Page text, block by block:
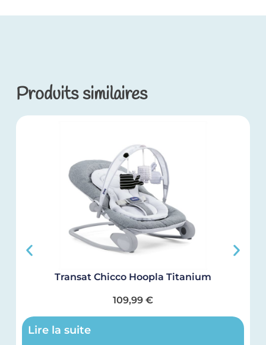
Produits similaires
Transat Chicco Hoopla Titanium
109,99 €
Lire la suite